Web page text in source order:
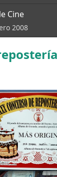
Cine
2008